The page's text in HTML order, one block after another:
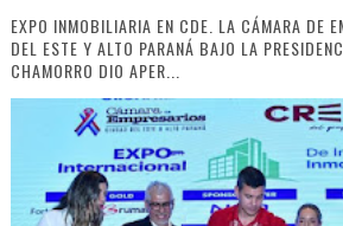
EXPO INMOBILIARIA EN CDE. LA CÁMARA DE
DEL ESTE Y ALTO PARANÁ BAJO LA
CHAMORRO DIO APER...